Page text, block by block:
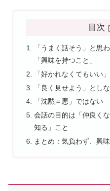
目次
「うまく話そう」と思
「興味を持つこと」
「好かれなくてもいい
「良く見せよう」とし
「沈黙＝悪」ではない
会話の目的は「仲良く
知る」こと
まとめ：気負わず、興